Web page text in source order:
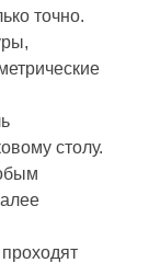
точно.
столу.